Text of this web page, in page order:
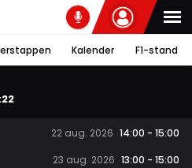
Kalender F1-stand
:22
22 aug. 2026 14:00 - 15:00
23 aug. 2026 13:00 - 15:00